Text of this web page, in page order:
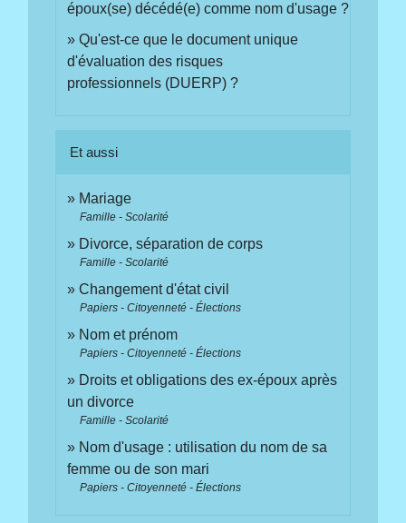
époux(se) décédé(e) comme nom d'usage ?
Qu'est-ce que le document unique
d'évaluation des risques
professionnels (DUERP) ?
Et aussi
Mariage
Famille - Scolarité
Divorce, séparation de corps
Famille - Scolarité
Changement d'état civil
Papiers - Citoyenneté - Élections
Nom et prénom
Papiers - Citoyenneté - Élections
Droits et obligations des ex-époux après
un divorce
Famille - Scolarité
Nom d'usage : utilisation du nom de sa
femme ou de son mari
Papiers - Citoyenneté - Élections